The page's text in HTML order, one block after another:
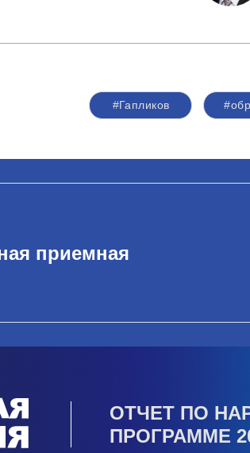
#Гапликов
приемная
ОТЧЕТ ПО
ПРОГРАММЕ